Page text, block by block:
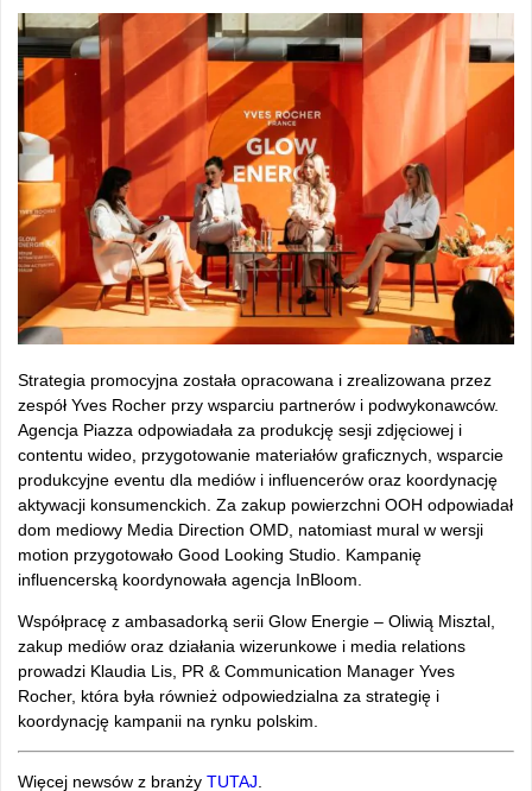
Strategia promocyjna została opracowana i zrealizowana przez
zespół Yves Rocher przy wsparciu partnerów i podwykonawców.
Agencja Piazza odpowiadała za produkcję sesji zdjęciowej i
contentu wideo, przygotowanie materiałów graficznych, wsparcie
produkcyjne eventu dla mediów i influencerów oraz koordynację
aktywacji konsumenckich. Za zakup powierzchni OOH odpowiadał
dom mediowy Media Direction OMD, natomiast mural w wersji
motion przygotowało Good Looking Studio. Kampanię
influencerską koordynowała agencja InBloom.
Współpracę z ambasadorką serii Glow Energie – Oliwią Misztal,
zakup mediów oraz działania wizerunkowe i media relations
prowadzi Klaudia Lis, PR & Communication Manager Yves
Rocher, która była również odpowiedzialna za strategię i
koordynację kampanii na rynku polskim.
Więcej newsów z branży TUTAJ